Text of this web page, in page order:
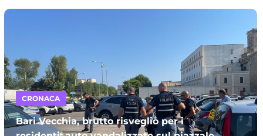
CRONACA
Bari Vecchia, brutto risveglio per i